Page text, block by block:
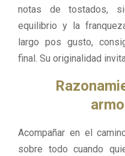
notas de tostados,
equilibrio y la
largo pos gusto,
final. Su originalidad
Acompañar en el
sobre todo cuando